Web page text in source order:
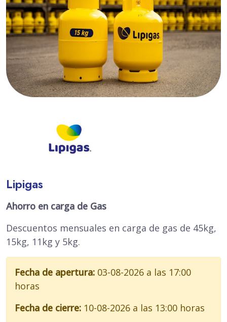
Lipigas
Ahorro en carga de Gas
Descuentos mensuales en carga de gas de 45kg,
15kg, 11kg y 5kg.
Fecha de apertura: 03-08-2026 a las 17:00
horas
Fecha de cierre: 10-08-2026 a las 13:00 horas